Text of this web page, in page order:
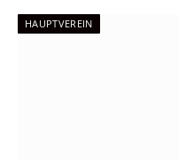
HAUPTVEREIN